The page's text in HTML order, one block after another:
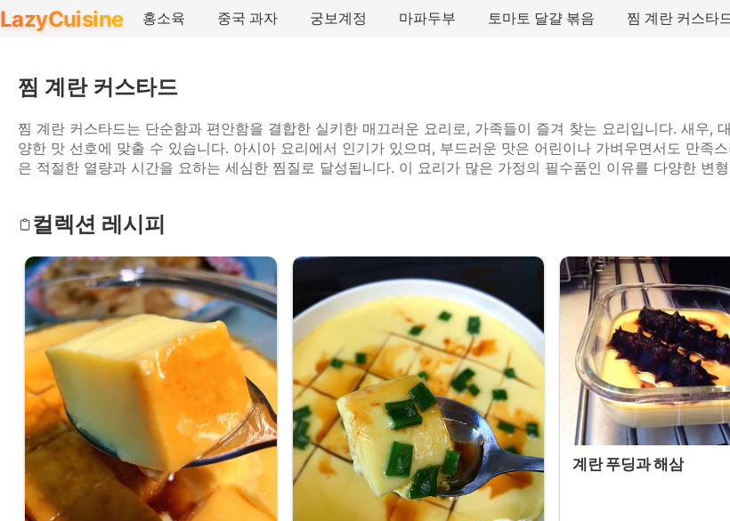
LazyCuisine 홍소육 중국 과자 궁보계정 마파두부 토마토 달걀 볶음 찜 계란 커스타
찜 계란 커스타드
찜 계란 커스타드는 단순함과 편안함을 결합한 실키한 매끄러운 요리로, 가족들이 즐겨 찾는 요리입니다. 새우,
양한 맛 선호에 맞출 수 있습니다. 아시아 요리에서 인기가 있으며, 부드러운 맛은 어린이나 가벼우면서도 만족
은 적절한 열량과 시간을 요하는 세심한 찜질로 달성됩니다. 이 요리가 많은 가정의 필수품인 이유를 다양한 변
컬렉션 레시피
계란 푸딩과 해삼